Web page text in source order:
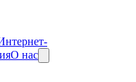
О нас